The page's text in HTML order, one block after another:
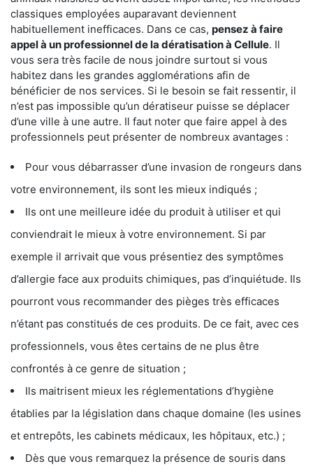
classiques employées auparavant deviennent
habituellement inefficaces. Dans ce cas, pensez à faire
appel à un professionnel de la dératisation à Cellule. Il
vous sera très facile de nous joindre surtout si vous
habitez dans les grandes agglomérations afin de
bénéficier de nos services. Si le besoin se fait ressentir, il
n’est pas impossible qu’un dératiseur puisse se déplacer
d’une ville à une autre. Il faut noter que faire appel à des
professionnels peut présenter de nombreux avantages :
Pour vous débarrasser d’une invasion de rongeurs dans
votre environnement, ils sont les mieux indiqués ;
Ils ont une meilleure idée du produit à utiliser et qui
conviendrait le mieux à votre environnement. Si par
exemple il arrivait que vous présentiez des symptômes
d’allergie face aux produits chimiques, pas d’inquiétude. Ils
pourront vous recommander des pièges très efficaces
n’étant pas constitués de ces produits. De ce fait, avec ces
professionnels, vous êtes certains de ne plus être
confrontés à ce genre de situation ;
Ils maitrisent mieux les réglementations d’hygiène
établies par la législation dans chaque domaine (les usines
et entrepôts, les cabinets médicaux, les hôpitaux, etc.) ;
Dès que vous remarquez la présence de souris dans